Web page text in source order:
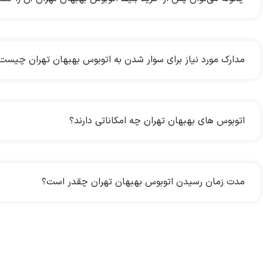
مدارک مورد نیاز برای سوار شدن به اتوبوس بهبهان تهران
اتوبوس های بهبهان تهران چه امکاناتی دارند؟
مدت زمان رسیدن اتوبوس بهبهان تهران چقدر است؟